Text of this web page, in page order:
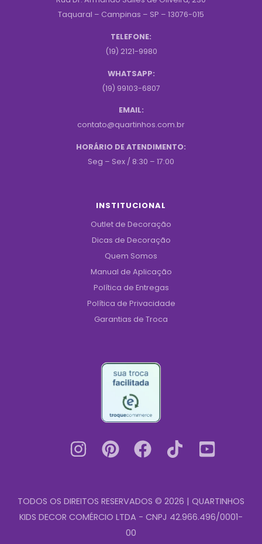
Taquaral – Campinas – SP – 13076-015
TELEFONE:
(19) 2121-9980
WHATSAPP:
(19) 99103-6807
EMAIL:
contato@quartinhos.com.br
HORÁRIO DE ATENDIMENTO:
Seg – Sex / 8:30 – 17:00
INSTITUCIONAL
Outlet de Decoração
Dicas de Decoração
Quem Somos
Manual de Aplicação
Política de Entregas
Política de Privacidade
Garantias de Troca
TODOS OS DIREITOS RESERVADOS © 2026 | QUARTINHOS
KIDS DECOR COMÉRCIO LTDA - CNPJ 42.966.496/0001-
00